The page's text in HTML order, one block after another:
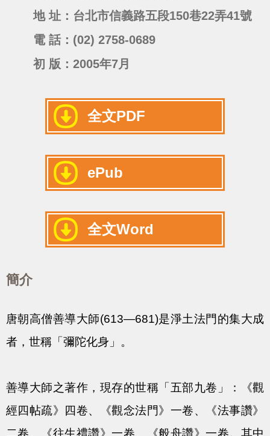
地 址：台北市信義路五段150巷22弄41號
電 話：(02) 2758-0689
初 版：2005年7月
全文PDF
ePub
全文Word
簡介
唐朝高僧善導大師(613—681)是淨土法門的集大成
者，世稱「彌陀化身」。
善導大師之著作，現存的世稱「五部九卷」：《觀
經四帖疏》四卷、《觀念法門》一卷、《法事讚》
二卷、《往生禮讚》一卷、《般舟讚》一卷。其中